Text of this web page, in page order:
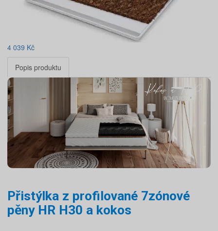
4 039 Kč
Popis produktu
Přistýlka z profilované 7zónové
pěny HR H30 a kokos